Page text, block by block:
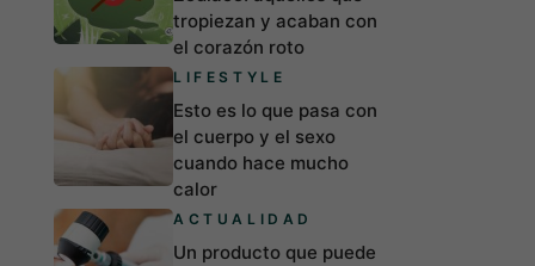
tropiezan y acaban con
el corazón roto
LIFESTYLE
Esto es lo que pasa con
el cuerpo y el sexo
cuando hace mucho
calor
ACTUALIDAD
Un producto que puede